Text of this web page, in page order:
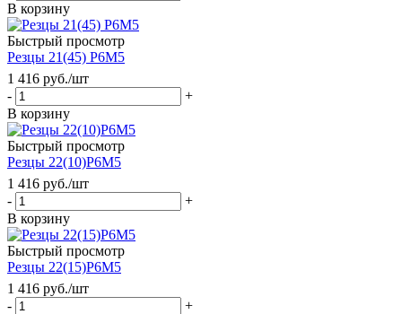
В корзину
Быстрый просмотр
Резцы 21(45) Р6М5
1 416 руб./шт
-
+
В корзину
Быстрый просмотр
Резцы 22(10)Р6М5
1 416 руб./шт
-
+
В корзину
Быстрый просмотр
Резцы 22(15)Р6М5
1 416 руб./шт
-
+